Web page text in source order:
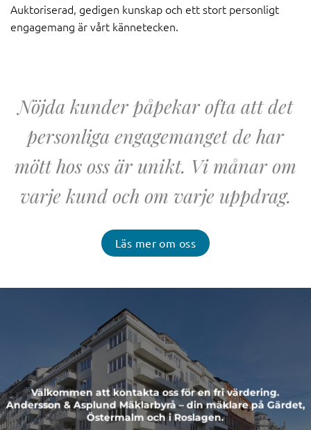
Auktoriserad, gedigen kunskap och ett stort personligt
engagemang är vårt kännetecken.
Nöjda kunder påpekar ofta att det
personliga engagemanget de har
mött hos oss är unikt. Vi månar om
varje kund och om varje uppdrag.
Läs mer om oss
Välkommen att kontakta oss för en fri värdering.
Andersson & Asplund Mäklarbyrå – din mäklare på Gärdet,
Östermalm och i Roslagen.